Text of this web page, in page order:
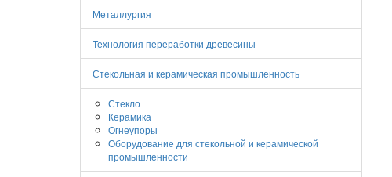
Металлургия
Технология переработки древесины
Стекольная и керамическая промышленность
Стекло
Керамика
Огнеупоры
Оборудование для стекольной и керамической
промышленности